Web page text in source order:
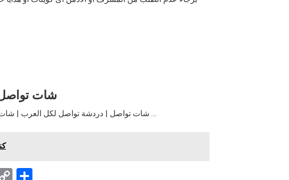
شات
شات تواصل | دردشة تواصل لكل العرب | شات تواصل كام ومايك وعديد من المميزات …
C